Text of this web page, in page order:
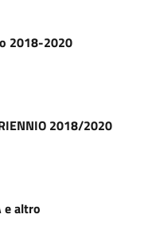
2018-2020
2018/2020
e altro